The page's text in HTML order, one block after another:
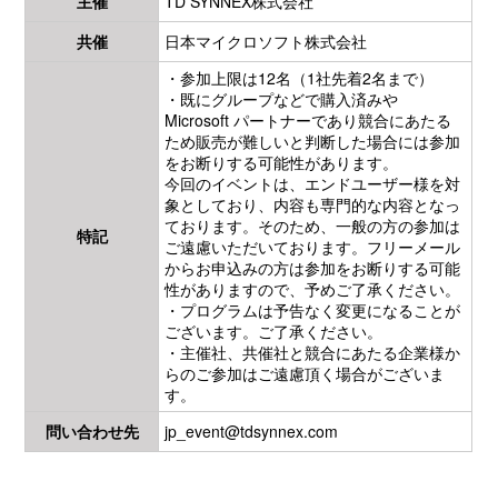
共催
日本マイクロソフト株式会社
特記
・参加上限は12名（1社先着2名まで）
・既にグループなどで購入済みや
Microsoft パートナーであり競合にあたる
ため販売が難しいと判断した場合には参加
をお断りする可能性があります。
今回のイベントは、エンドユーザー様を対
象としており、内容も専門的な内容となっ
ております。そのため、一般の方の参加は
ご遠慮いただいております。フリーメール
からお申込みの方は参加をお断りする可能
性がありますので、予めご了承ください。
・プログラムは予告なく変更になることが
ございます。ご了承ください。
・主催社、共催社と競合にあたる企業様か
らのご参加はご遠慮頂く場合がございま
す。
問い合わせ先
jp_event@tdsynnex.com